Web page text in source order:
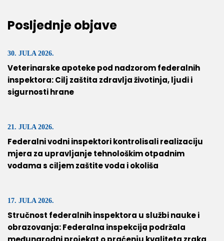
Posljednje objave
30. JULA 2026.
Veterinarske apoteke pod nadzorom federalnih
inspektora: Cilj zaštita zdravlja životinja, ljudi i
sigurnosti hrane
21. JULA 2026.
Federalni vodni inspektori kontrolisali realizaciju
mjera za upravljanje tehnološkim otpadnim
vodama s ciljem zaštite voda i okoliša
17. JULA 2026.
Stručnost federalnih inspektora u službi nauke i
obrazovanja: Federalna inspekcija podržala